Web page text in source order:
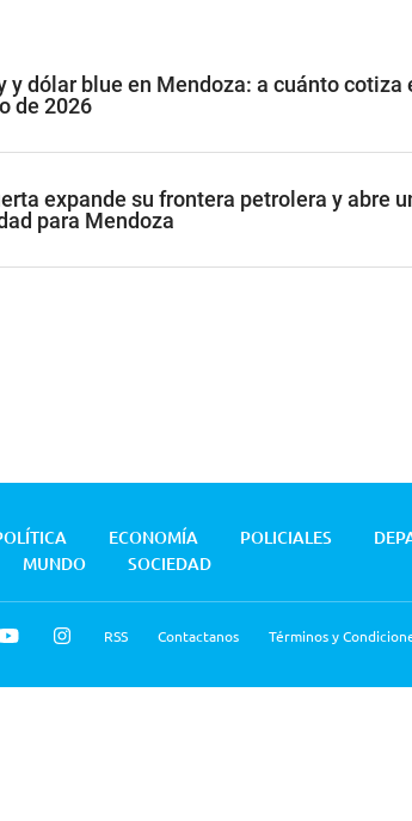
y dólar blue en Mendoza: a cuánto cotiza
de 2026
expande su frontera petrolera y abre
para Mendoza
ECONOMÍA POLICIALES
MUNDO SOCIEDAD
RSS Contactanos Términos y